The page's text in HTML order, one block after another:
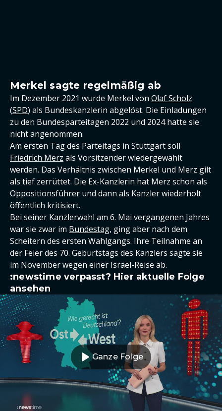
Merkel sagte regelmäßig ab
Im Dezember 2021 wurde Merkel von Olaf Scholz
(SPD) als Bundeskanzlerin abgelöst. Die Einladungen
zu den Bundesparteitagen 2022 und 2024 hatte sie
nicht angenommen.
Am ersten Tag des Parteitags in Stuttgart soll
Friedrich Merz als Vorsitzender wiedergewählt
werden. Das Verhältnis zwischen Merkel und Merz gilt
als tief zerrüttet. Die Ex-Kanzlerin hat Merz schon als
Oppositionsführer und dann als Kanzler wiederholt
öffentlich kritisiert.
Bei seiner Kanzlerwahl am 6. Mai vergangenen Jahres
war sie zwar im Bundestag, ging aber nach dem
Scheitern des ersten Wahlgangs. Ihre Teilnahme an
der Feier des 70. Geburtstags des Kanzlers sagte sie
im November wegen einer Israel-Reise ab.
:newstime verpasst? Hier aktuelle Folge
ansehen
Ganze Folge